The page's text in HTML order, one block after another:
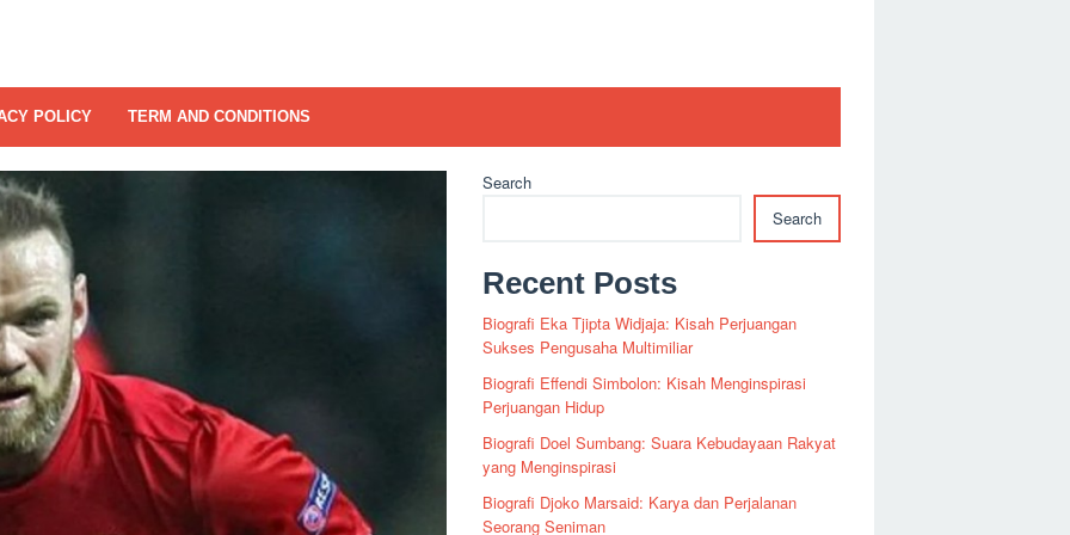
POLICY TERM AND CONDITIONS
Search
Search
Recent Posts
Biografi Eka Tjipta Widjaja: Kisah Perjuangan
Sukses Pengusaha Multimiliar
Biografi Effendi Simbolon: Kisah Menginspirasi
Perjuangan Hidup
Biografi Doel Sumbang: Suara Kebudayaan Rakyat
yang Menginspirasi
Biografi Djoko Marsaid: Karya dan Perjalanan
Seorang Seniman